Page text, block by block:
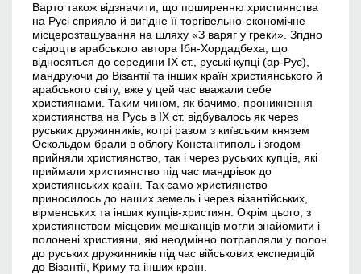
Варто також відзначити, що поширенню християнства
на Русі сприяло й вигідне її торгівельно-економічне
місцерозташування на шляху «З варяг у греки». Згідно
свідоцтв арабського автора Ібн-Хордадбеха, що
відносяться до середини ІХ ст., руські купці (ар-Рус),
мандруючи до Візантії та інших країн християнського й
арабського світу, вже у цей час вважали себе
християнами. Таким чином, як бачимо, проникнення
християнства на Русь в ІХ ст. відбувалось як через
руських дружинників, котрі разом з київським князем
Оскольдом брали в облогу Константиполь і згодом
прийняли християнство, так і через руських купців, які
приймали християнство під час мандрівок до
християнських країн. Так само християнство
приносилось до наших земель і через візантійських,
вірменських та інших купців-християн. Окрім цього, з
християнством місцевих мешканців могли знайомити і
полонені християни, які неодмінно потрапляли у полон
до руських дружинників під час військових експедицій
до Візантії, Криму та інших країн.